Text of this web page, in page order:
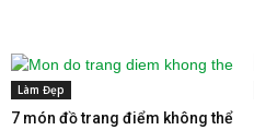
Làm Đẹp
7 món đồ trang điểm không thể